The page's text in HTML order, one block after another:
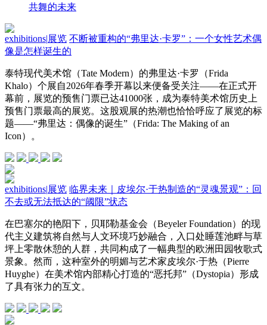
共舞的未来
exhibitions|展览 不断被重构的“弗里达·卡罗”：一个女性艺术偶
像是怎样诞生的
泰特现代美术馆（Tate Modern）的弗里达·卡罗（Frida
Khalo）个展自2026年春季开幕以来便备受关注——在正式开
幕前，展览的预售门票已达41000张，成为泰特美术馆历史上
预售门票最高的展览。这股观展的热潮也恰恰呼应了展览的标
题——“弗里达：偶像的诞生”（Frida: The Making of an
Icon）。
exhibitions|展览 临界未来｜皮埃尔·于热制造的“灵魂景观”：回
不去或无法抵达的“阈限”状态
在巴塞尔的艳阳下，贝耶勒基金会（Beyeler Foundation）的现
代主义建筑将自然与人文环境巧妙融合，入口处睡莲池畔与草
坪上零散休憩的人群，共同构成了一幅典型的欧洲田园牧歌式
景象。然而，这种室外的明媚与艺术家皮埃尔·于热（Pierre
Huyghe）在美术馆内部精心打造的“恶托邦”（Dystopia）形成
了具有张力的互文。